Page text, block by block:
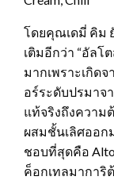
โดยคุณเดมี่ คิม
เติมอีกว่า “อัลโ
มากเพราะเกิด
อร์ระดับปรมาจ
แท้จริงถึงความ
ผสมชั้นเลิศออก
ชอบที่สุดคือ
ค็อกเทลมาการิ